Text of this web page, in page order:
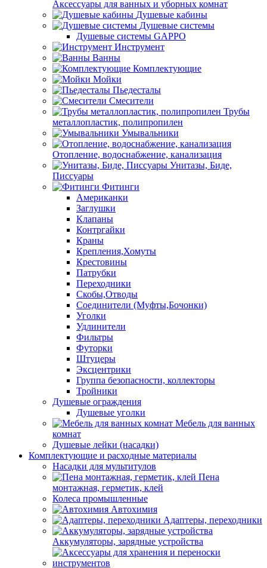
Аксессуары для ванных и уборных комнат
Душевые кабины
Душевые системы
Душевые системы GAPPO
Инструмент
Ванны
Комплектующие
Мойки
Пьедесталы
Смесители
Трубы
металлопластик, полипропилен
Умывальники
Отопление, водоснабжение, канализация
Унитазы, Биде,
Писсуары
Фитинги
Американки
Заглушки
Клапаны
Контргайки
Краны
Крепления,Хомуты
Крестовины
Патрубки
Переходники
Скобы,Отводы
Соединители (Муфты,Бочонки)
Уголки
Удлинители
Фильтры
Футорки
Штуцеры
Эксцентрики
Группа безопасности, коллекторы
Тройники
Душевые ограждения
Душевые уголки
Мебель для ванных
комнат
Душевые лейки (насадки)
Комплектующие и расходные материалы
Насадки для мультитулов
Пена
монтажная, герметик, клей
Колеса промышленные
Автохимия
Адаптеры, переходники
Аккумуляторы, зарядные устройства